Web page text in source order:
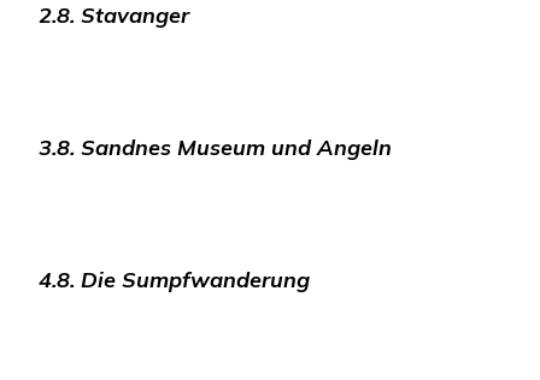
2.8. Stavanger
3.8. Sandnes Museum und Angeln
4.8. Die Sumpfwanderung